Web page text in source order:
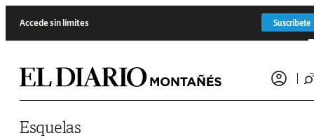
Accede sin límites Suscríbete
Esquelas